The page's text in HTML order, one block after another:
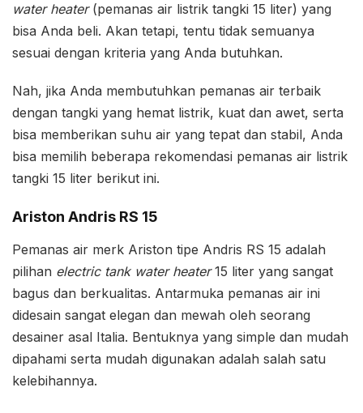
water heater(pemanas air listrik tangki 15 liter) yang
bisa Anda beli. Akan tetapi, tentu tidak semuanya
sesuai dengan kriteria yang Anda butuhkan.
Nah, jika Anda membutuhkan pemanas air terbaik
dengan tangki yang hemat listrik, kuat dan awet, serta
bisa memberikan suhu air yang tepat dan stabil, Anda
bisa memilih beberapa rekomendasi pemanas air listrik
tangki 15 liter berikut ini.
Ariston Andris RS 15
Pemanas air merk Ariston tipe Andris RS 15 adalah
pilihan electric tank water heater15 liter yang sangat
bagus dan berkualitas. Antarmuka pemanas air ini
didesain sangat elegan dan mewah oleh seorang
desainer asal Italia. Bentuknya yang simple dan mudah
dipahami serta mudah digunakan adalah salah satu
kelebihannya.